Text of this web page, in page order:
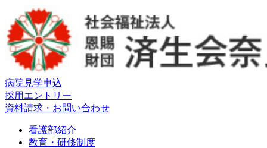
病院見学申込
採用エントリー
資料請求・お問い合わせ
看護部紹介
教育・研修制度